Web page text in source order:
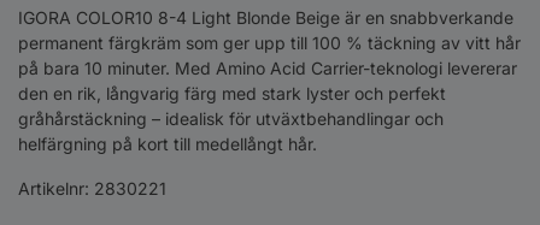
IGORA COLOR10 8-4 Light Blonde Beige är en snabbverkande
permanent färgkräm som ger upp till 100 % täckning av vitt hår
på bara 10 minuter. Med Amino Acid Carrier-teknologi levererar
den en rik, långvarig färg med stark lyster och perfekt
gråhårstäckning – idealisk för utväxtbehandlingar och
helfärgning på kort till medellångt hår.
Artikelnr: 2830221